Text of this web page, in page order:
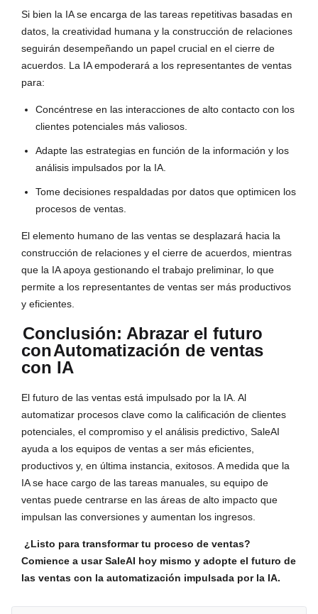
Si bien la IA se encarga de las tareas repetitivas basadas en
datos, la creatividad humana y la construcción de relaciones
seguirán desempeñando un papel crucial en el cierre de
acuerdos. La IA empoderará a los representantes de ventas
para:
Concéntrese en las interacciones de alto contacto con los
clientes potenciales más valiosos.
Adapte las estrategias en función de la información y los
análisis impulsados por la IA.
Tome decisiones respaldadas por datos que optimicen los
procesos de ventas.
El elemento humano de las ventas se desplazará hacia la
construcción de relaciones y el cierre de acuerdos, mientras
que la IA apoya gestionando el trabajo preliminar, lo que
permite a los representantes de ventas ser más productivos
y eficientes.
Conclusión: Abrazar el futuro
conAutomatización de ventas
con IA
El futuro de las ventas está impulsado por la IA. Al
automatizar procesos clave como la calificación de clientes
potenciales, el compromiso y el análisis predictivo, SaleAI
ayuda a los equipos de ventas a ser más eficientes,
productivos y, en última instancia, exitosos. A medida que la
IA se hace cargo de las tareas manuales, su equipo de
ventas puede centrarse en las áreas de alto impacto que
impulsan las conversiones y aumentan los ingresos.
¿Listo para transformar tu proceso de ventas?
Comience a usar SaleAI hoy mismo y adopte el futuro de
las ventas con la automatización impulsada por la IA.